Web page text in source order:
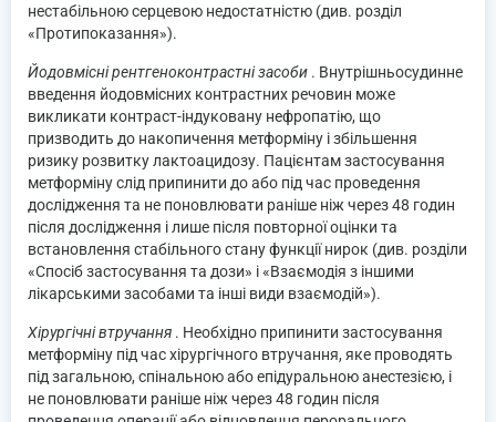
нестабільною серцевою недостатністю (див. розділ
«Протипоказання»).
Йодовмісні рентгеноконтрастні засоби . Внутрішньосудинне
введення йодовмісних контрастних речовин може
викликати контраст-індуковану нефропатію, що
призводить до накопичення метформіну і збільшення
ризику розвитку лактоацидозу. Пацієнтам застосування
метформіну слід припинити до або під час проведення
дослідження та не поновлювати раніше ніж через 48 годин
після дослідження і лише після повторної оцінки та
встановлення стабільного стану функції нирок (див. розділи
«Спосіб застосування та дози» і «Взаємодія з іншими
лікарськими засобами та інші види взаємодій»).
Хірургічні втручання . Необхідно припинити застосування
метформіну під час хірургічного втручання, яке проводять
під загальною, спінальною або епідуральною анестезією, і
не поновлювати раніше ніж через 48 годин після